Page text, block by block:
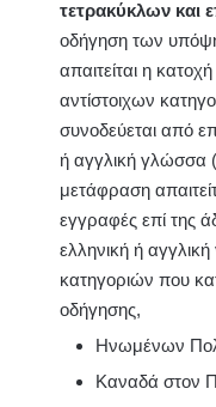
τετρακύκλων και
οδήγηση των
απαιτείται η
αντίστοιχων
συνοδεύεται από
ή αγγλική
μετάφραση
εγγραφές επί της
ελληνική ή
κατηγοριών που
οδήγησης,
Ηνωμένων
Καναδά στον